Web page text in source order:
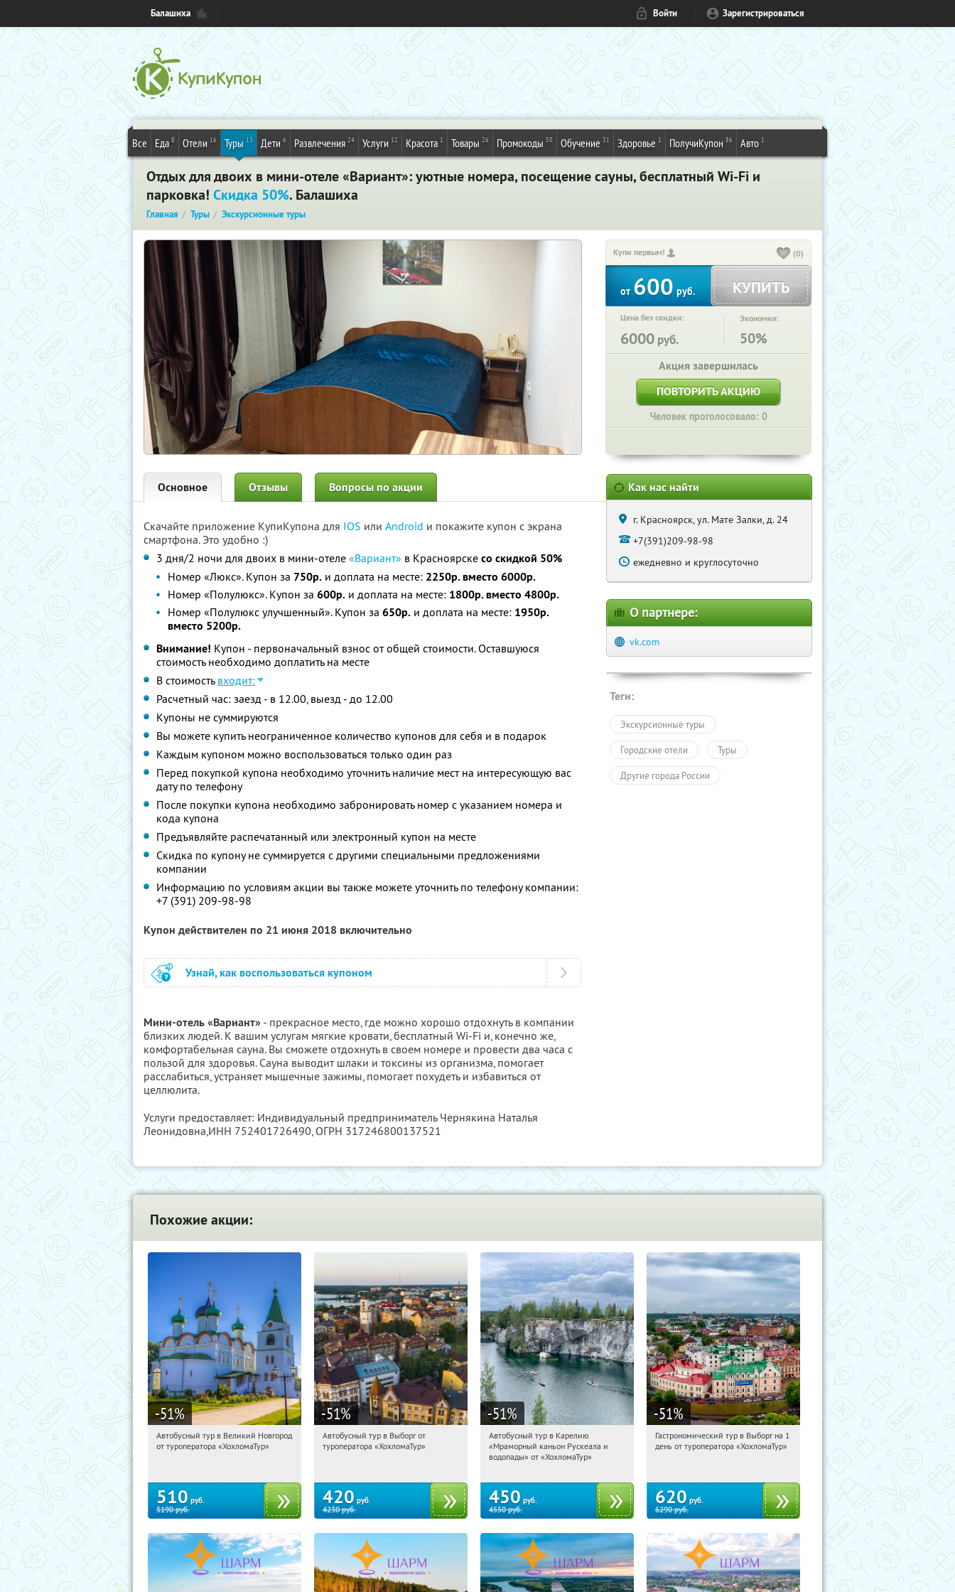
Балашиха Войти Зарегистрироваться
Все Еда 8 Отели 16 Туры 13 Дети 6 Развлечения 24 Услуги 12 Красота 1 Товары 26 Промокоды 50 Обучение 31 Здоровье 1 ПолучиКупон 86 Авто 1
Отдых для двоих в мини-отеле «Вариант»: уютные номера, посещение сауны, бесплатный Wi-Fi и
парковка! Скидка 50%. Балашиха
Главная Туры Экскурсионные туры
Купи первым! (0)
от600руб. КУПИТЬ
Цена без скидки:
6000 руб.
Экономия:
50%
Акция завершилась
ПОВТОРИТЬ АКЦИЮ
Человек проголосовало: 0
Основное Отзывы Вопросы по акции
Скачайте приложение КупиКупона для IOS или Android и покажите купон с экрана
смартфона. Это удобно :)
3 дня/2 ночи для двоих в мини-отеле «Вариант» в Красноярске со скидкой 50%
Номер «Люкс». Купон за 750р. и доплата на месте: 2250р. вместо 6000р.
Номер «Полулюкс». Купон за 600р. и доплата на месте: 1800р. вместо 4800р.
Номер «Полулюкс улучшенный». Купон за 650р. и доплата на месте: 1950р.
вместо 5200р.
Внимание! Купон - первоначальный взнос от общей стоимости. Оставшуюся
стоимость необходимо доплатить на месте
В стоимость входит:
Расчетный час: заезд - в 12.00, выезд - до 12.00
Купоны не суммируются
Вы можете купить неограниченное количество купонов для себя и в подарок
Каждым купоном можно воспользоваться только один раз
Перед покупкой купона необходимо уточнить наличие мест на интересующую вас
дату по телефону
После покупки купона необходимо забронировать номер с указанием номера и
кода купона
Предъявляйте распечатанный или электронный купон на месте
Скидка по купону не суммируется с другими специальными предложениями
компании
Информацию по условиям акции вы также можете уточнить по телефону компании:
+7 (391) 209-98-98
Купон действителен по 21 июня 2018 включительно
Узнай, как воспользоваться купоном
Мини-отель «Вариант» - прекрасное место, где можно хорошо отдохнуть в компании
близких людей. К вашим услугам мягкие кровати, бесплатный Wi-Fi и, конечно же,
комфортабельная сауна. Вы сможете отдохнуть в своем номере и провести два часа с
пользой для здоровья. Сауна выводит шлаки и токсины из организма, помогает
расслабиться, устраняет мышечные зажимы, помогает похудеть и избавиться от
целлюлита.
Услуги предоставляет: Индивидуальный предприниматель Чернякина Наталья
Леонидовна,ИНН 752401726490, ОГРН 317246800137521
Как нас найти
г. Красноярск, ул. Мате Залки, д. 24
+7(391)209-98-98
ежедневно и круглосуточно
О партнере:
vk.com
Теги:
Экскурсионные туры
Городские отели Туры
Другие города России
Похожие акции:
-51%
17:50:42 Купили:2
Автобусный тур в Великий Новгород
от туроператора «ХохломаТур»
510 руб.
5190руб.
-51%
17:50:42 Купили:
Автобусный тур в Выборг от
туроператора «ХохломаТур»
420 руб.
4230руб.
-51%
17:50:42 Купили:
Сенная площадь
Автобусный тур в Карелию
«Мраморный каньон Рускеала и
водопады» от «ХохломаТур»
450 руб.
4550руб.
-51%
17:50:42 Купили:5
Гастрономический тур в Выборг на 1
день от туроператора «ХохломаТур»
620 руб.
6290руб.